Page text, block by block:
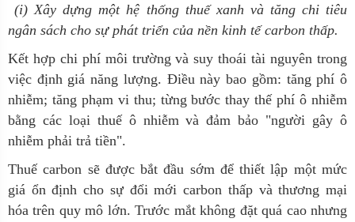
(i) Xây dựng một hệ thống thuế xanh và tăng chi tiêu
ngân sách cho sự phát triển của nền kinh tế carbon thấp.
Kết hợp chi phí môi trường và suy thoái tài nguyên trong
việc định giá năng lượng. Điều này bao gồm: tăng phí ô
nhiễm; tăng phạm vi thu; từng bước thay thế phí ô nhiễm
bằng các loại thuế ô nhiễm và đảm bảo "người gây ô
nhiễm phải trả tiền".
Thuế carbon sẽ được bắt đầu sớm để thiết lập một mức
giá ổn định cho sự đổi mới carbon thấp và thương mại
hóa trên quy mô lớn. Trước mắt không đặt quá cao nhưng